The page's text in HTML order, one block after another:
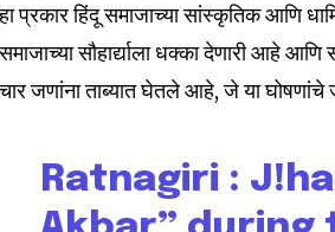
हा प्रकार हिंदू समाजाच्या सांस्कृतिक आणि
समाजाच्या सौहार्द्याला धक्का देणारी आहे
चार जणांना ताब्यात घेतले आहे, जे या घोषणांचे
Ratnagiri :